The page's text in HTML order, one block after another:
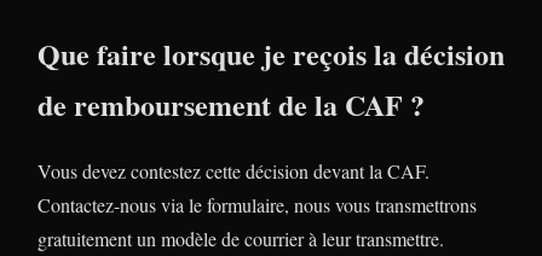
Que faire lorsque je reçois la décision
de remboursement de la CAF ?
Vous devez contestez cette décision devant la CAF.
Contactez-nous via le formulaire, nous vous transmettrons
gratuitement un modèle de courrier à leur transmettre.